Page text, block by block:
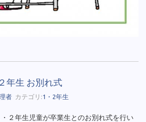
年生 お別れ式
者 カテゴリ:1・2年生
２年生児童が卒業生とのお別れ式を行い